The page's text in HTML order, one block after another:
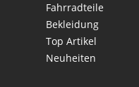
Fahrradteile
Bekleidung
Top Artikel
Neuheiten